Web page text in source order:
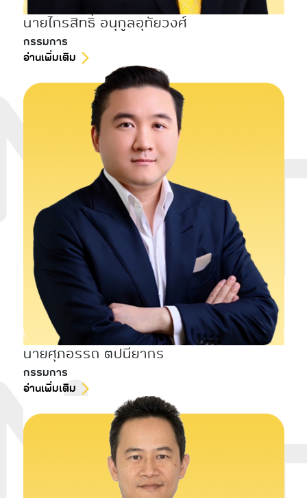
นายไกรสิทธิ์ อนุกูลอุทัยวงศ์
กรรมการ
อ่านเพิ่มเติม
นายศุภอรรถ ตปนียากร
กรรมการ
อ่านเพิ่มเติม